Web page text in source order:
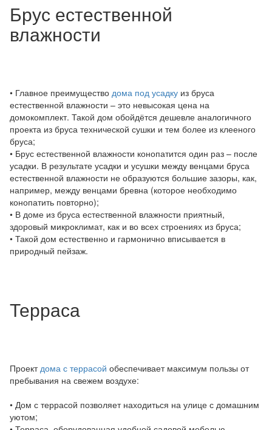
Брус естественной
влажности
• Главное преимущество дома под усадку из бруса
естественной влажности – это невысокая цена на
домокомплект. Такой дом обойдётся дешевле аналогичного
проекта из бруса технической сушки и тем более из клееного
бруса;
• Брус естественной влажности конопатится один раз – после
усадки. В результате усадки и усушки между венцами бруса
естественной влажности не образуются большие зазоры, как,
например, между венцами бревна (которое необходимо
конопатить повторно);
• В доме из бруса естественной влажности приятный,
здоровый микроклимат, как и во всех строениях из бруса;
• Такой дом естественно и гармонично вписывается в
природный пейзаж.
Терраса
Проектдома с террасой обеспечивает максимум пользы от
пребывания на свежем воздухе:
• Дом с террасой позволяет находиться на улице с домашним
уютом;